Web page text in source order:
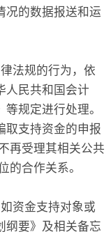
况的数据报送和运
法规的行为，依
人民共和国会计
规定进行处理。
取支持资金的申报
再受理其相关公共
的合作关系。
资金支持对象或
纲要》及相关备忘